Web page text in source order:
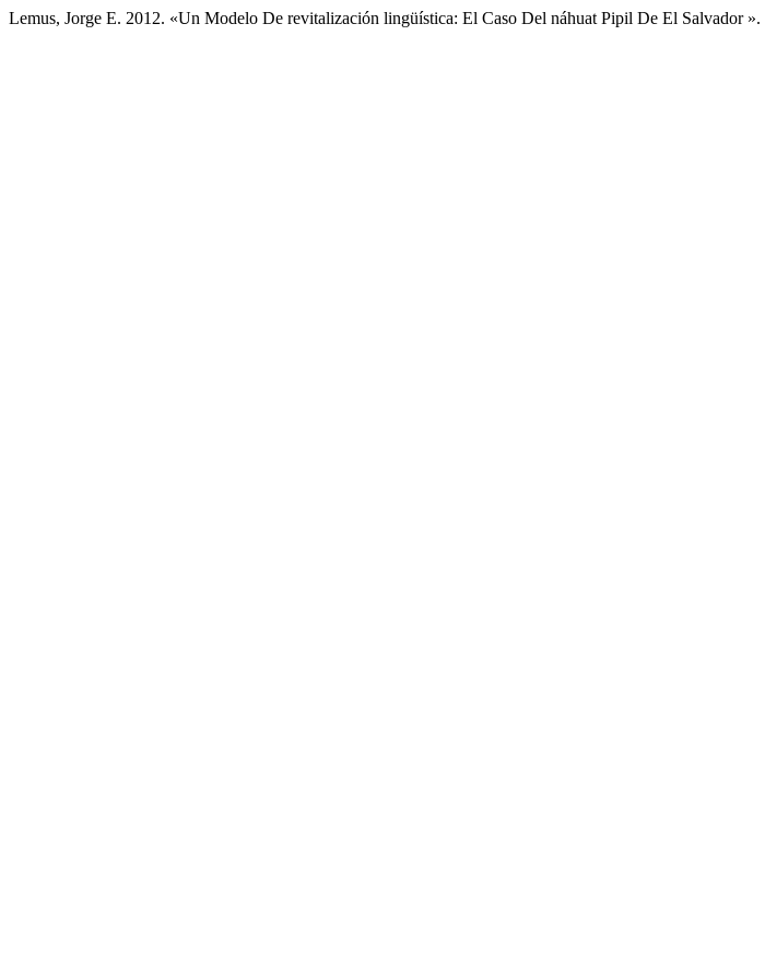
Lemus, Jorge E. 2012. «Un Modelo De revitalización lingüística: El Caso Del náhuat Pipil De El Salvador ».